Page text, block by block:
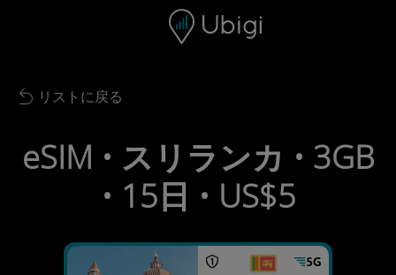
ナビゲーションバー フッター
Back to list
リストに戻る
eSIM • スリランカ • 3GB
• 15日 • US$5